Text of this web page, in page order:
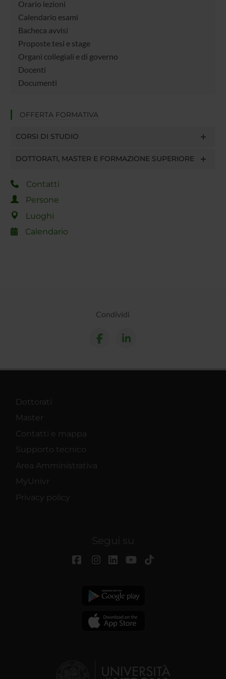
Orario lezioni
Calendario esami
Bacheca avvisi
Proposte tesi e stage
Organi collegiali e di governo
Docenti
Documenti
OFFERTA FORMATIVA
CORSI DI STUDIO
DOTTORATI, MASTER E FORMAZIONE SUPERIORE
Contatti
Persone
Luoghi
Calendario
Condividi
Dottorati
Master
Contatti e mappa
Supporto tecnico
Area Amministrativa
MyUnivr
Privacy policy
Segui su